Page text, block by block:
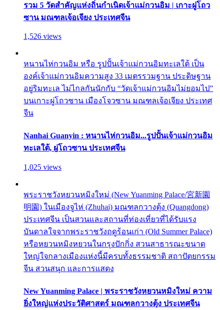
รวม 5 วัดสำคัญแห่งถิ่นกำเนิดเจ้าแม่กวนอิม | เกาะผู่โถว
ซาน มณฑลเจ้อเจียง ประเทศจีน
1,526 views
หนานไห่กวนอิม หรือ รูปปั้นเจ้าแม่กวนอิมทะเลใต้ เป็น
องค์เจ้าแม่กวนอิมความสูง 33 เมตรรวมฐาน ประดิษฐาน
อยู่ริมทะเล ไม่ไกลกันนักกับ “วัดเจ้าแม่กวนอิมไม่ยอมไป”
บนเกาะผู่โถวซาน เมืองโจวซาน มณฑลเจ้อเจียง ประเทศ
จีน
Nanhai Guanyin : หนานไห่กวนอิม...รูปปั้นเจ้าแม่กวนอิม
ทะเลใต้, ผู่โถวซาน ประเทศจีน
1,025 views
พระราชวังหยวนหมิงใหม่ (New Yuanming Palace/宮新園
明園) ในเมืองจูไห่ (Zhuhai) มณฑลกวางตุ้ง (Quangdong)
ประเทศจีน เป็นสวนและสถานที่ท่องเที่ยวที่ได้รับแรง
บันดาลใจจากพระราชวังฤดูร้อนเก่า (Old Summer Palace)
หรือหยวนหมิงหยวนในกรุงปักกิ่ง สวนสาธารณะขนาด
ใหญ่ใจกลางเมืองแห่งนี้มีครบทั้งธรรมชาติ สถาปัตยกรรม
จีน สวนสนุก และการแสดง
New Yuanming Palace | พระราชวังหยวนหมิงใหม่ ความ
ยิ่งใหญ่แห่งประวัติศาสตร์ มณฑลกวางตุ้ง ประเทศจีน